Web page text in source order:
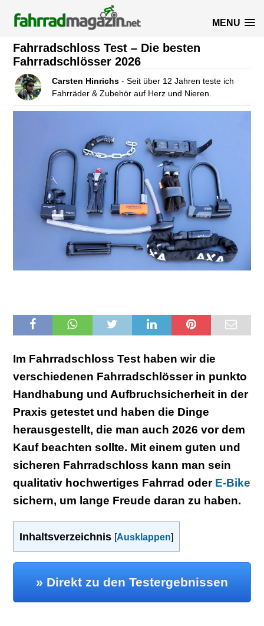
MENU
Fahrradschloss Test – Die besten
Fahrradschlösser 2026
Carsten Hinrichs - Seit über 12 Jahren teste ich
Fahrräder & Zubehör auf Herz und Nieren.
Im Fahrradschloss Test haben wir die
verschiedenen Fahrradschlösser in punkto
Handhabung und Aufbruchsicherheit in der
Praxis getestet und haben die Dinge
herausgestellt, die man auch 2026 vor dem
Kauf beachten sollte. Mit einem guten und
sicheren Fahrradschloss kann man sein
qualitativ hochwertiges Fahrrad oder E-Bike
sichern, um lange Freude daran zu haben.
Inhaltsverzeichnis [Ausklappen]
» Direkt zu den Testergebnissen